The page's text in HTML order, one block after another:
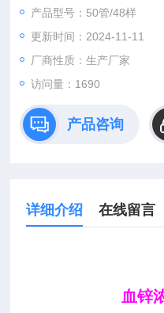
产品型号：50管/48样
更新时间：2024-11-11
厂商性质：生产厂家
访问量：1690
产品咨询
详细介绍 在线留言
血锌